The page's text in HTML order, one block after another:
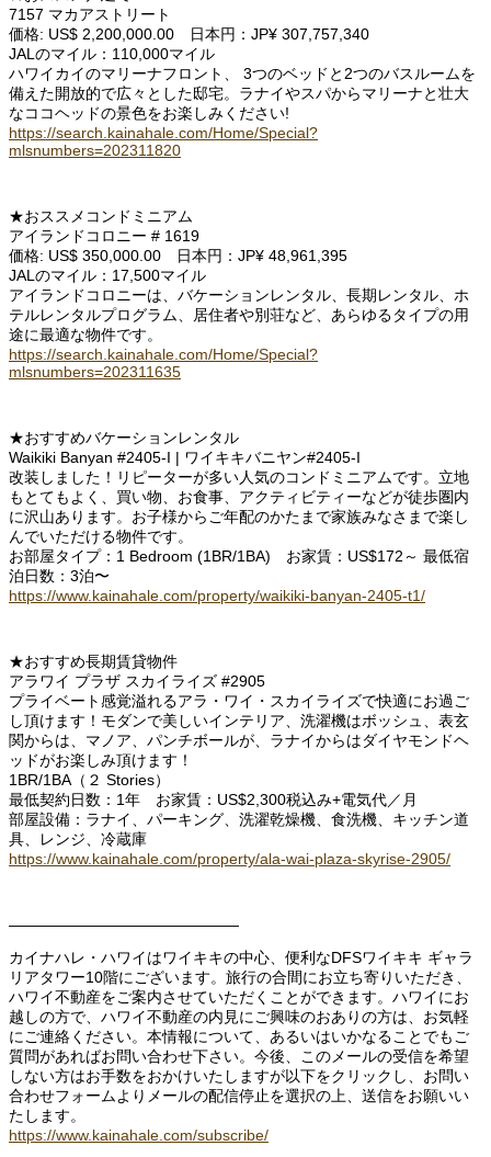
7157 マカアストリート
価格: US$ 2,200,000.00 日本円：JP¥ 307,757,340
JALのマイル：110,000マイル
ハワイカイのマリーナフロント、 3つのベッドと2つのバスルームを
備えた開放的で広々とした邸宅。ラナイやスパからマリーナと壮大
なココヘッドの景色をお楽しみください!
https://search.kainahale.com/Home/Special?
mlsnumbers=202311820
★おススメコンドミニアム
アイランドコロニー # 1619
価格: US$ 350,000.00 日本円：JP¥ 48,961,395
JALのマイル：17,500マイル
アイランドコロニーは、バケーションレンタル、長期レンタル、ホ
テルレンタルプログラム、居住者や別荘など、あらゆるタイプの用
途に最適な物件です。
https://search.kainahale.com/Home/Special?
mlsnumbers=202311635
★おすすめバケーションレンタル
Waikiki Banyan #2405-I | ワイキキバニヤン#2405-I
改装しました！リピーターが多い人気のコンドミニアムです。立地
もとてもよく、買い物、お食事、アクティビティーなどが徒歩圏内
に沢山あります。お子様からご年配のかたまで家族みなさまで楽し
んでいただける物件です。
お部屋タイプ：1 Bedroom (1BR/1BA) お家賃：US$172～ 最低宿
泊日数：3泊〜
https://www.kainahale.com/property/waikiki-banyan-2405-t1/
★おすすめ長期賃貸物件
アラワイ プラザ スカイライズ #2905
プライベート感覚溢れるアラ・ワイ・スカイライズで快適にお過ご
し頂けます！モダンで美しいインテリア、洗濯機はボッシュ、表玄
関からは、マノア、パンチボールが、ラナイからはダイヤモンドヘ
ッドがお楽しみ頂けます！
1BR/1BA（２ Stories）
最低契約日数：1年 お家賃：US$2,300税込み+電気代／月
部屋設備：ラナイ、パーキング、洗濯乾燥機、食洗機、キッチン道
具、レンジ、冷蔵庫
https://www.kainahale.com/property/ala-wai-plaza-skyrise-2905/
———————————————
カイナハレ・ハワイはワイキキの中心、便利なDFSワイキキ ギャラ
リアタワー10階にございます。旅行の合間にお立ち寄りいただき、
ハワイ不動産をご案内させていただくことができます。ハワイにお
越しの方で、ハワイ不動産の内見にご興味のおありの方は、お気軽
にご連絡ください。本情報について、あるいはいかなることでもご
質問があればお問い合わせ下さい。今後、このメールの受信を希望
しない方はお手数をおかけいたしますが以下をクリックし、お問い
合わせフォームよりメールの配信停止を選択の上、送信をお願いい
たします。
https://www.kainahale.com/subscribe/